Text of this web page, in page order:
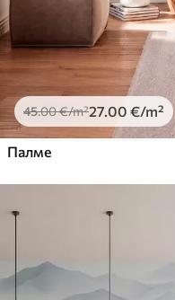
45.00€/m²27.00 €/m²
Палме